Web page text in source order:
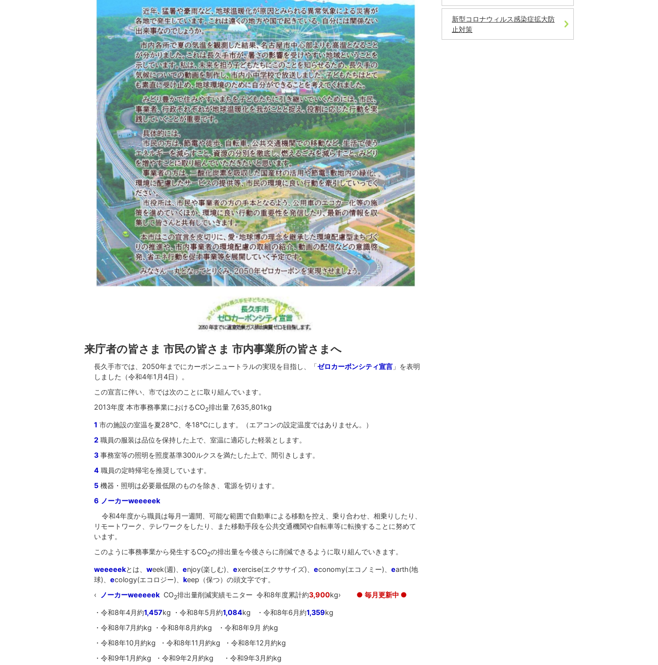
来庁者の皆さま 市民の皆さま 市内事業所の皆さまへ
長久手市では、2050年までにカーボンニュートラルの実現を目指し、「ゼロカーボンシティ宣言 」を表明
しました（令和4年1月4日）。
この宣言に伴い、市では次のことに取り組んでいます。
2013年度 本市事務事業におけるCO2排出量 7,635,801kg
1 市の施設の室温を夏28℃、冬18℃にします。（エアコンの設定温度ではありません。）
2 職員の服装は品位を保持した上で、室温に適応した軽装とします。
3 事務室等の照明を照度基準300ルクスを満たした上で、間引きします。
4 職員の定時帰宅を推奨しています。
5 機器・照明は必要最低限のものを除き、電源を切ります。
6 ノーカーweeeeek
令和4年度から職員は毎月一週間、可能な範囲で自動車による移動を控え、乗り合わせ、相乗りしたり、
リモートワーク、テレワークをしたり、また移動手段を公共交通機関や自転車等に転換することに努めて
います。
このように事務事業から発生するCO2の排出量を今後さらに削減できるように取り組んでいきます。
weeeeekとは、 week(週)、 enjoy(楽しむ)、 exercise(エクササイズ)、 economy(エコノミー)、 earth(地
球)、 ecology(エコロジー)、 keep（保つ）の頭文字です。
‹
ノーカーweeeeek CO2排出量削減実績モニター 令和8年度累計約3,900kg› ● 毎月更新中 ●
・令和8年4月約1,457kg ・令和8年5月約1,084kg ・令和8年6月約1,359kg
・令和8年7月約kg ・令和8年8月約kg ・令和8年9月 約kg
・令和8年10月約kg ・令和8年11月約kg ・令和8年12月約kg
・令和9年1月約kg ・令和9年2月約kg ・令和9年3月約kg
新型コロナウィルス感染症拡大防
止対策